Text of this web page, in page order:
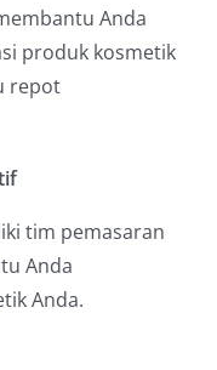
Anda
produk kosmetik
repot
tim pemasaran
Anda
Anda.